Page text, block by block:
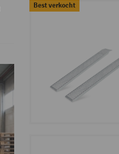
Best verkocht